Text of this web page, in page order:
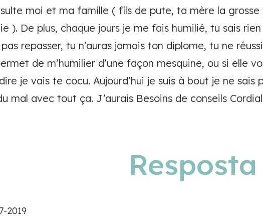
moi et ma famille ( fils de pute, ta mère la grosse
). De plus, chaque jours je me fais humilié, tu sais
pas repasser, tu n’auras jamais ton diplome, tu ne
de m’humilier d’une façon mesquine, ou si elle
je vais te cocu. Aujourd’hui je suis à bout je ne sais
mal avec tout ça. J’aurais Besoins de conseils
Resposta
2019